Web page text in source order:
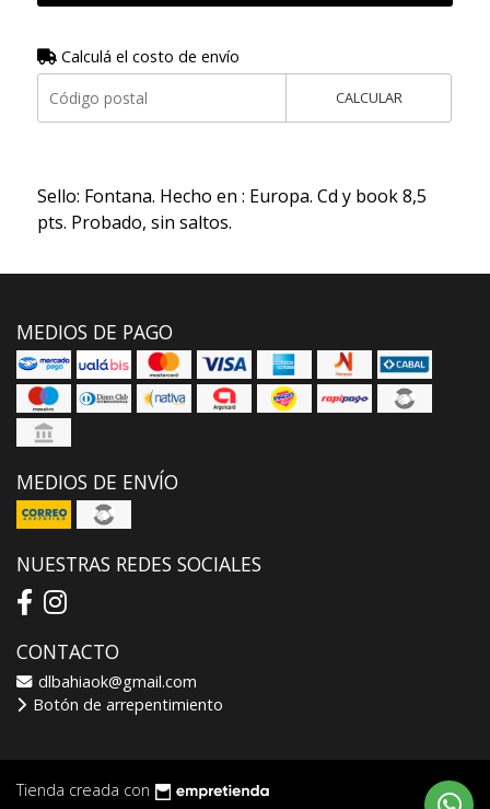
Calculá el costo de envío
CALCULAR
Sello: Fontana. Hecho en : Europa. Cd y book 8,5
pts. Probado, sin saltos.
MEDIOS DE PAGO
MEDIOS DE ENVÍO
NUESTRAS REDES SOCIALES
CONTACTO
dlbahiaok@gmail.com
Botón de arrepentimiento
Tienda creada con